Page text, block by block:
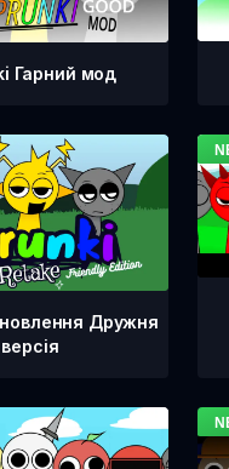
Гарний мод
Дружня
версія